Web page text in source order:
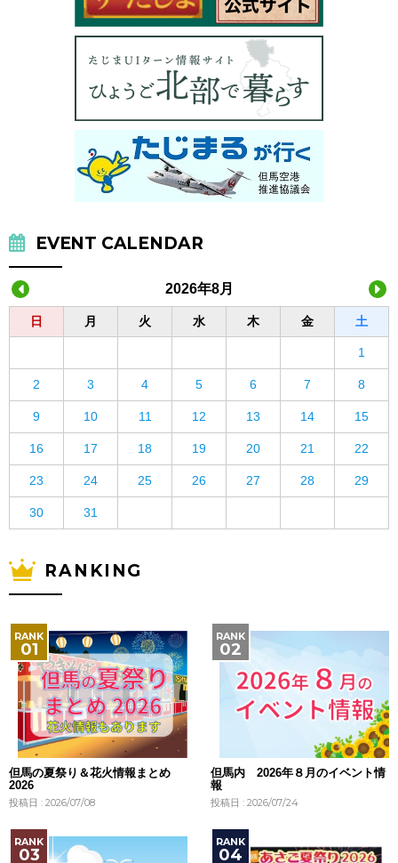
EVENT CALENDAR
2026年8月
日 月 火 水 木 金 土
1
2 3 4 5 6 7 8
9 10 11 12 13 14 15
16 17 18 19 20 21 22
23 24 25 26 27 28 29
30 31
RANKING
但馬の夏祭り＆花火情報まとめ
2026
投稿日 : 2026/07/08
但馬内 2026年８月のイベント情
報
投稿日 : 2026/07/24